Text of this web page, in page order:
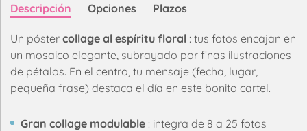
Descripción Opciones Plazos
Un póster collage al espíritu floral : tus fotos encajan en
un mosaico elegante, subrayado por finas ilustraciones
de pétalos. En el centro, tu mensaje (fecha, lugar,
pequeña frase) destaca el día en este bonito cartel.
Gran collage modulable : integra de 8 a 25 fotos